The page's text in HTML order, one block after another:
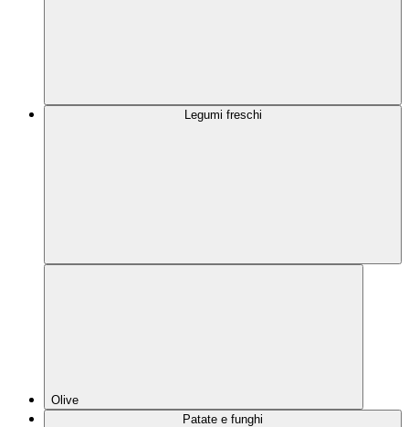
Legumi freschi
Olive
Patate e funghi